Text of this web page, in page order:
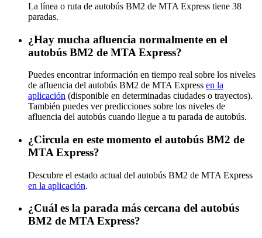
La línea o ruta de autobús BM2 de MTA Express tiene 38
paradas.
¿Hay mucha afluencia normalmente en el
autobús BM2 de MTA Express?
Puedes encontrar información en tiempo real sobre los niveles
de afluencia del autobús BM2 de MTA Express en la
aplicación (disponible en determinadas ciudades o trayectos).
También puedes ver predicciones sobre los niveles de
afluencia del autobús cuando llegue a tu parada de autobús.
¿Circula en este momento el autobús BM2 de
MTA Express?
Descubre el estado actual del autobús BM2 de MTA Express
en la aplicación.
¿Cuál es la parada más cercana del autobús
BM2 de MTA Express?